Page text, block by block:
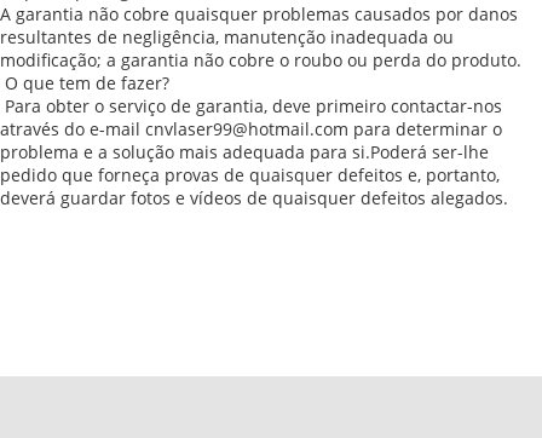
A garantia não cobre quaisquer problemas causados ​​por danos
resultantes de negligência, manutenção inadequada ou
modificação; a garantia não cobre o roubo ou perda do produto.
O que tem de fazer?
Para obter o serviço de garantia, deve primeiro contactar-nos
através do e-mail cnvlaser99@hotmail.com para determinar o
problema e a solução mais adequada para si.Poderá ser-lhe
pedido que forneça provas de quaisquer defeitos e, portanto,
deverá guardar fotos e vídeos de quaisquer defeitos alegados.